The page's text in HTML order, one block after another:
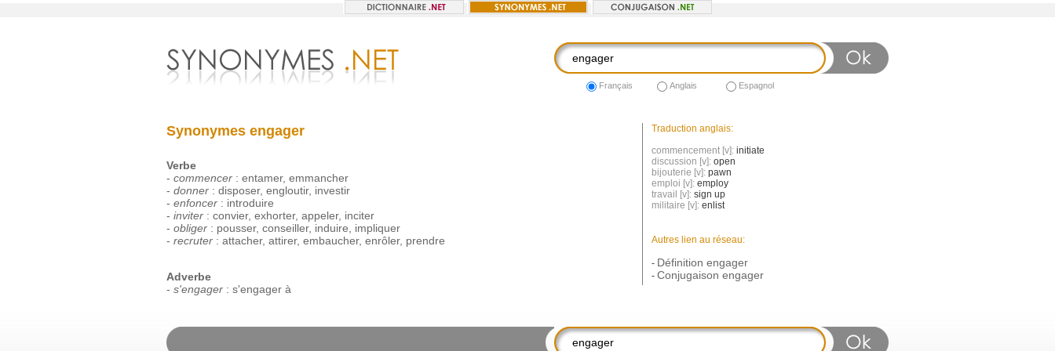
Français Anglais Espagnol
Synonymes engager
Verbe
- commencer: entamer, emmancher
- donner: disposer, engloutir, investir
- enfoncer: introduire
- inviter: convier, exhorter, appeler, inciter
- obliger: pousser, conseiller, induire
impliquer
- recruter: attacher, attirer, embaucher, enrôler, prendre
Adverbe
- s'engager: s'engager à
Traduction anglais:
commencement [v]: initiate
discussion [v]: open
bijouterie [v]: pawn
emploi [v]: employ
travail [v]: sign up
militaire [v]: enlist
Autres lien au réseau:
- Définition engager
- Conjugaison engager